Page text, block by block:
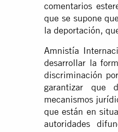
comentarios
que se supone
la deportación,
Amnistía
desarrollar la
discriminación
garantizar que
mecanismos
que están en
autoridades